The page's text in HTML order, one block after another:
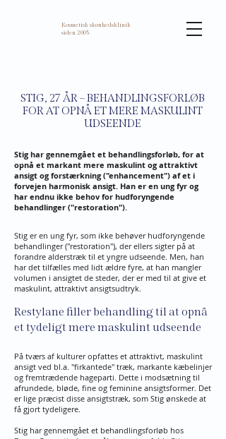
Kosmetisk skønhedsklinik
siden 2005
STIG, 27 ÅR – BEHANDLINGSFORLØB
FOR AT OPNÅ ET MERE MASKULINT
UDSEENDE
Stig har gennemgået et behandlingsforløb, for at
opnå et markant mere maskulint og attraktivt
ansigt og forstærkning ("enhancement") af et i
forvejen harmonisk ansigt. Han er en ung fyr og
har endnu ikke behov for hudforyngende
behandlinger ("restoration").
Stig er en ung fyr, som ikke behøver hudforyngende
behandlinger ("restoration"), der ellers sigter på at
forandre alderstræk til et yngre udseende. Men, han
har det tilfælles med lidt ældre fyre, at han mangler
volumen i ansigtet de steder, der er med til at give et
maskulint, attraktivt ansigtsudtryk.
Restylane filler behandling til at opnå
et tydeligt mere maskulint udseende
På tværs af kulturer opfattes et attraktivt, maskulint
ansigt ved bl.a. "firkantede" træk, markante kæbelinjer
og fremtrædende hageparti. Dette i modsætning til
afrundede, bløde, fine og feminine ansigtsformer. Det
er lige præcist disse ansigtstræk, som Stig ønskede at
få gjort tydeligere.
Stig har gennemgået et behandlingsforløb hos